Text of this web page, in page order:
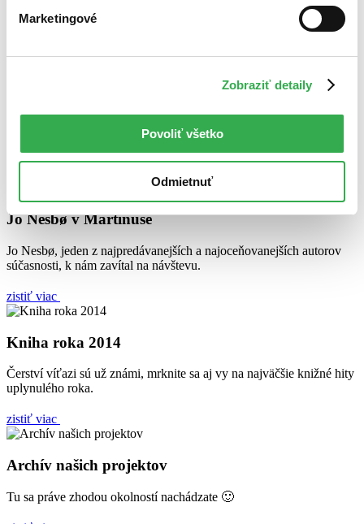
Marketingové
Zobraziť detaily
Povoliť všetko
Odmietnuť
V novom roku nechce byť nikto sám, ani knižní záporáci!
Stráviť celú noc v kníhkupectve a objaviť všetky tajné zákutia? Sen
Jo Nesbø v Martinuse
Jo Nesbø, jeden z najpredávanejších a najoceňovanejších autorov
súčasnosti, k nám zavítal na návštevu.
zistiť viac
Kniha roka 2014
Čerství víťazi sú už známi, mrknite sa aj vy na najväčšie knižné hity
uplynulého roka.
zistiť viac
Archív našich projektov
Tu sa práve zhodou okolností nachádzate 🙂